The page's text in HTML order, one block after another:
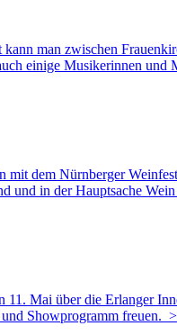
man zwischen
einige Musikerinnen
dem Nürnberger
und in der Hauptsache
11. Mai über die Erlanger
Showprogramm freuen.